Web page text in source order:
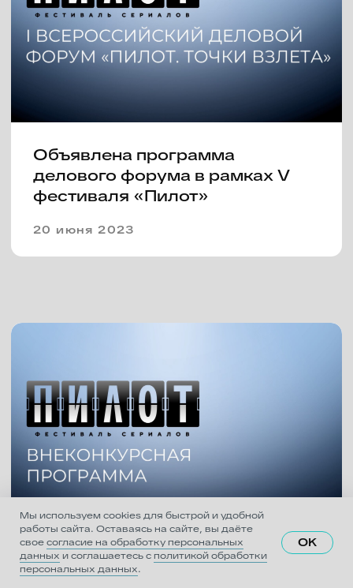
Мы используем cookies для быстрой и удобной
работы сайта. Оставаясь на сайте, вы даёте
своесогласие на обработку персональных
данных и соглашаетесь сполитикой обработки
персональных данных.
OK